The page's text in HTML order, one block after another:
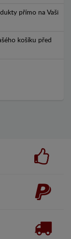
přímo na Vaši
košíku před